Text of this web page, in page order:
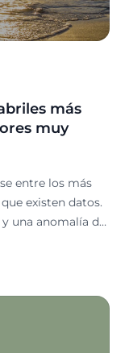
más
muy
entre los más
existen datos.
y una anomalía de